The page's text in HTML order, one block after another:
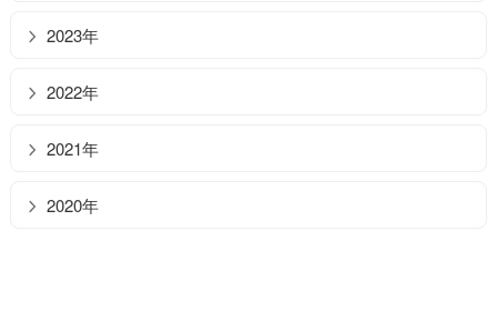
2023年
2022年
2021年
2020年